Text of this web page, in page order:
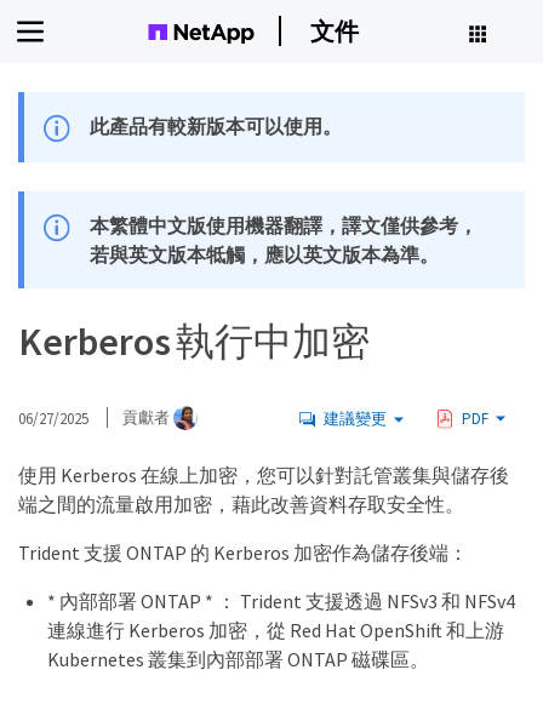
文件
此產品有較新版本可以使用。
本繁體中文版使用機器翻譯，譯文僅供參考，
若與英文版本牴觸，應以英文版本為準。
Kerberos 執行中加密
06/27/2025 貢獻者 建議變更 PDF
使用 Kerberos 在線上加密，您可以針對託管叢集與儲存後
端之間的流量啟用加密，藉此改善資料存取安全性。
Trident 支援 ONTAP 的 Kerberos 加密作為儲存後端：
* 內部部署 ONTAP * ： Trident 支援透過 NFSv3 和 NFSv4
連線進行 Kerberos 加密，從 Red Hat OpenShift 和上游
Kubernetes 叢集到內部部署 ONTAP 磁碟區。